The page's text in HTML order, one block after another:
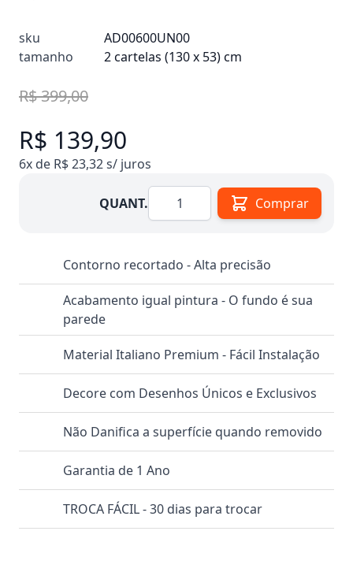
sku
AD00600UN00
tamanho
2 cartelas (130 x 53) cm
R$ 399,00
R$ 139,90
6x de R$ 23,32 s/ juros
QUANT.Quantidade Comprar
Contorno recortado - Alta precisão
Acabamento igual pintura - O fundo é sua
parede
Material Italiano Premium - Fácil Instalação
Decore com Desenhos Únicos e Exclusivos
Não Danifica a superfície quando removido
Garantia de 1 Ano
TROCA FÁCIL - 30 dias para trocar